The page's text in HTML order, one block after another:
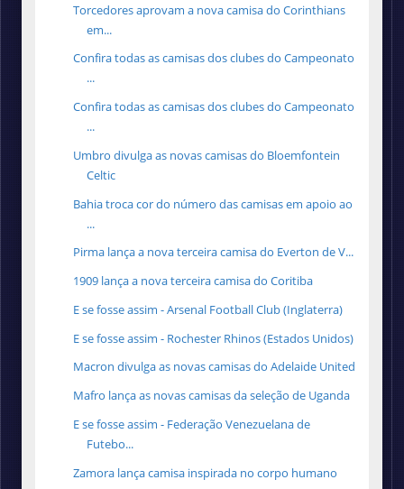
Torcedores aprovam a nova camisa do Corinthians
em...
Confira todas as camisas dos clubes do Campeonato
...
Confira todas as camisas dos clubes do Campeonato
...
Umbro divulga as novas camisas do Bloemfontein
Celtic
Bahia troca cor do número das camisas em apoio ao
...
Pirma lança a nova terceira camisa do Everton de V...
1909 lança a nova terceira camisa do Coritiba
E se fosse assim - Arsenal Football Club (Inglaterra)
E se fosse assim - Rochester Rhinos (Estados Unidos)
Macron divulga as novas camisas do Adelaide United
Mafro lança as novas camisas da seleção de Uganda
E se fosse assim - Federação Venezuelana de
Futebo...
Zamora lança camisa inspirada no corpo humano